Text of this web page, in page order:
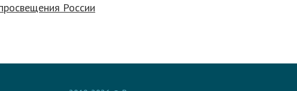
России